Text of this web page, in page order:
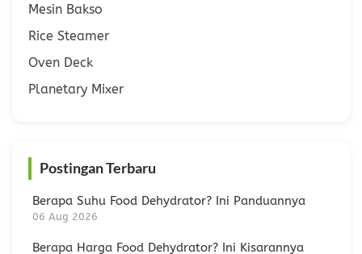
Mesin Bakso
Rice Steamer
Oven Deck
Planetary Mixer
Postingan Terbaru
Berapa Suhu Food Dehydrator? Ini Panduannya
06 Aug 2026
Berapa Harga Food Dehydrator? Ini Kisarannya